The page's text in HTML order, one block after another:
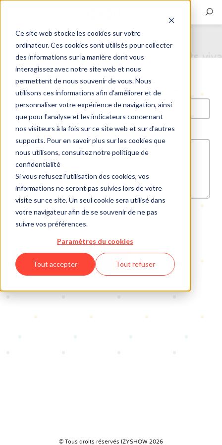
Ce site web stocke les cookies sur votre
ordinateur. Ces cookies sont utilisés pour collecter
des informations sur la manière dont vous
interagissez avec notre site web et nous
permettent de nous souvenir de vous. Nous
utilisons ces informations afin d'améliorer et de
personnaliser votre expérience de navigation, ainsi
que pour l'analyse et les indicateurs concernant
nos visiteurs à la fois sur ce site web et sur d'autres
supports. Pour en savoir plus sur les cookies que
nous utilisons, consultez notre politique de
confidentialité
Si vous refusez l'utilisation des cookies, vos
informations ne seront pas suivies lors de votre
visite sur ce site. Un seul cookie sera utilisé dans
votre navigateur afin de se souvenir de ne pas
suivre vos préférences.
Paramètres du cookies
Tout accepter Tout refuser
Contacter l'équipe IZYSHOW
Votre adresse email (pour vous joindre)
Votre message pour l'équipe IZYSHOW
Envoyer votre message
© Tous droits réservés IZYSHOW 2026